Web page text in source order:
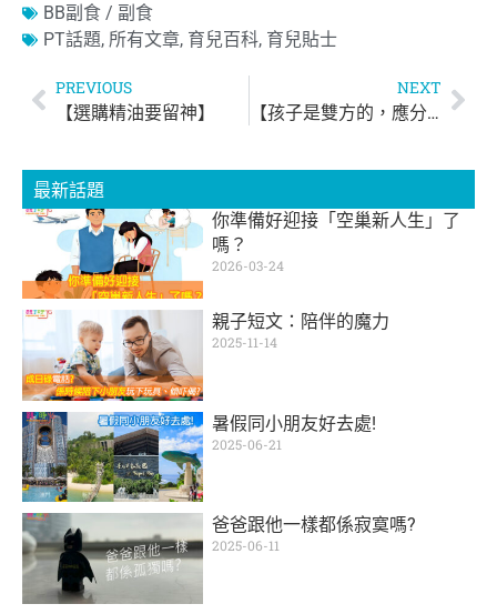
BB副食 / 副食
PT話題, 所有文章, 育兒百科, 育兒貼士
PREVIOUS
【選購精油要留神】
NEXT
【孩子是雙方的，應分工照顧】
最新話題
你準備好迎接「空巢新人生」了
嗎？
2026-03-24
親子短文：陪伴的魔力
2025-11-14
暑假同小朋友好去處!
2025-06-21
爸爸跟他一樣都係寂寞嗎?
2025-06-11